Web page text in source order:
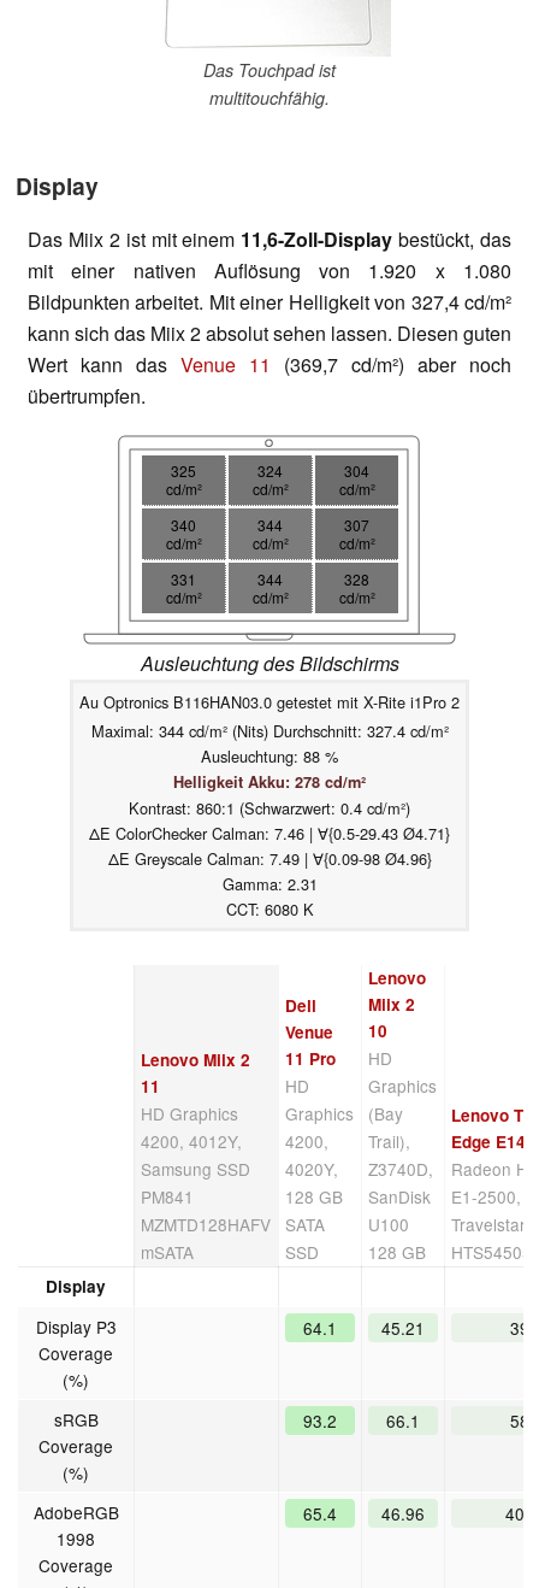
Das Touchpad ist
multitouchfähig.
Display
Das Miix 2 ist mit einem 11,6-Zoll-Display bestückt, das
mit einer nativen Auflösung von 1.920 x 1.080
Bildpunkten arbeitet. Mit einer Helligkeit von 327,4 cd/m²
kann sich das Miix 2 absolut sehen lassen. Diesen guten
Wert kann das Venue 11
(369,7 cd/m²) aber noch
übertrumpfen.
325
cd/m²
324
cd/m²
304
cd/m²
340
cd/m²
344
cd/m²
307
cd/m²
331
cd/m²
344
cd/m²
328
cd/m²
Ausleuchtung des Bildschirms
Au Optronics B116HAN03.0 getestet mit X-Rite i1Pro 2
Maximal: 344 cd/m² (Nits) Durchschnitt: 327.4 cd/m²
Ausleuchtung: 88 %
Helligkeit Akku: 278 cd/m²
Kontrast: 860:1 (Schwarzwert: 0.4 cd/m²)
ΔE ColorChecker Calman: 7.46 | ∀{0.5-29.43 Ø4.71}
ΔE Greyscale Calman: 7.49 | ∀{0.09-98 Ø4.96}
Gamma: 2.31
CCT: 6080 K
Lenovo Miix 2
11
HD Graphics
4200, 4012Y,
Samsung SSD
PM841
MZMTD128HAFV
mSATA
Dell
Venue
11 Pro
HD
Graphics
4200,
4020Y,
128 GB
SATA
SSD
Lenovo
Miix 2
10
HD
Graphics
(Bay
Trail),
Z3740D,
SanDisk
U100
128 GB
Lenovo
Edge E145
Radeon
E1-2500,
Travelstar
Display
Display P3
Coverage
(%)
64.1 45.21
sRGB
Coverage
(%)
93.2 66.1
AdobeRGB
1998
Coverage
65.4 46.96